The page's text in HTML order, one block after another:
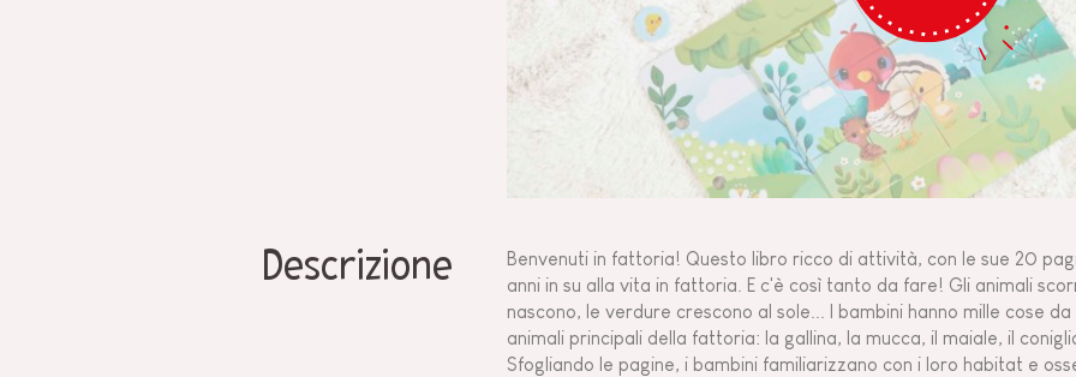
Descrizione
Benvenuti in fattoria! Questo libro ricco di attività, con le sue 20
anni in su alla vita in fattoria. E c'è così tanto da fare! Gli animali
nascono, le verdure crescono al sole... I bambini hanno mille cose
animali principali della fattoria: la gallina, la mucca, il maiale, il
Sfogliando le pagine, i bambini familiarizzano con i loro habitat e